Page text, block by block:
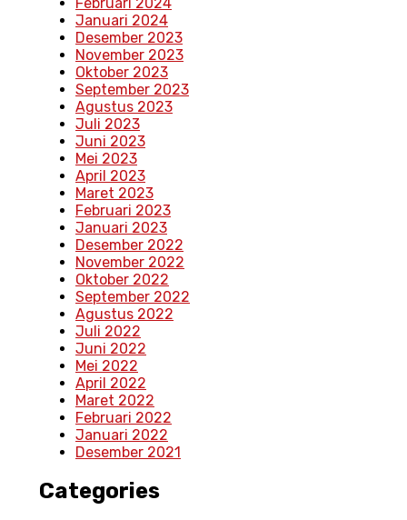
Januari 2024
Desember 2023
November 2023
Oktober 2023
September 2023
Agustus 2023
Juli 2023
Juni 2023
Mei 2023
April 2023
Maret 2023
Februari 2023
Januari 2023
Desember 2022
November 2022
Oktober 2022
September 2022
Agustus 2022
Juli 2022
Juni 2022
Mei 2022
April 2022
Maret 2022
Februari 2022
Januari 2022
Desember 2021
Categories